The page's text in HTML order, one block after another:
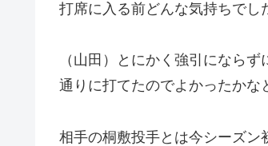
打席に入る前どんな気持ちでし
（山田）とにかく強引になら
通りに打てたのでよかったかな
相手の桐敷投手とは今シーズン